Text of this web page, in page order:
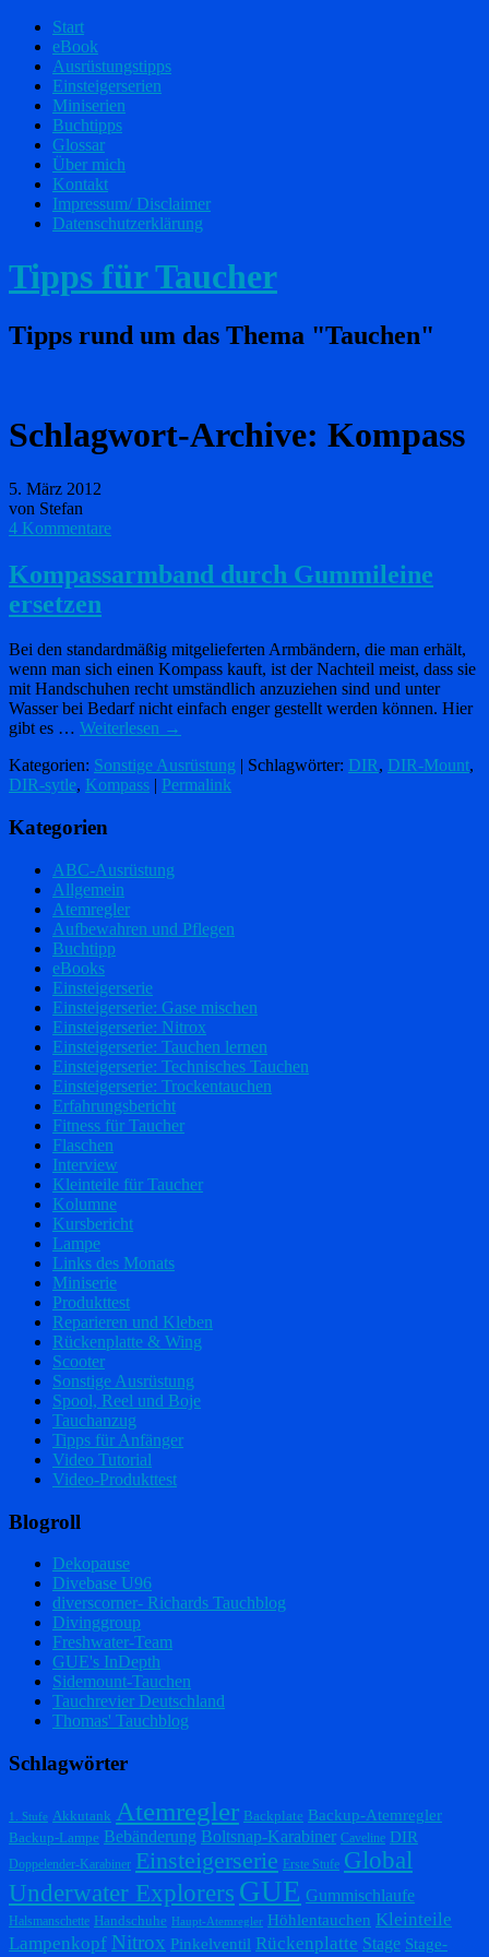
Start
eBook
Ausrüstungstipps
Einsteigerserien
Miniserien
Buchtipps
Glossar
Über mich
Kontakt
Impressum/ Disclaimer
Datenschutzerklärung
Tipps für Taucher
Tipps rund um das Thema "Tauchen"
Schlagwort-Archive: Kompass
5. März 2012
von Stefan
4 Kommentare
Kompassarmband durch Gummileine
ersetzen
Bei den standardmäßig mitgelieferten Armbändern, die man erhält,
wenn man sich einen Kompass kauft, ist der Nachteil meist, dass sie
mit Handschuhen recht umständlich anzuziehen sind und unter
Wasser bei Bedarf nicht einfach enger gestellt werden können. Hier
gibt es … Weiterlesen →
Kategorien: Sonstige Ausrüstung | Schlagwörter: DIR, DIR-Mount,
DIR-sytle, Kompass Permalink
Kategorien
ABC-Ausrüstung
Allgemein
Atemregler
Aufbewahren und Pflegen
Buchtipp
eBooks
Einsteigerserie
Einsteigerserie: Gase mischen
Einsteigerserie: Nitrox
Einsteigerserie: Tauchen lernen
Einsteigerserie: Technisches Tauchen
Einsteigerserie: Trockentauchen
Erfahrungsbericht
Fitness für Taucher
Flaschen
Interview
Kleinteile für Taucher
Kolumne
Kursbericht
Lampe
Links des Monats
Miniserie
Produkttest
Reparieren und Kleben
Rückenplatte & Wing
Scooter
Sonstige Ausrüstung
Spool, Reel und Boje
Tauchanzug
Tipps für Anfänger
Video Tutorial
Video-Produkttest
Blogroll
Dekopause
Divebase U96
diverscorner- Richards Tauchblog
Divinggroup
Freshwater-Team
GUE's InDepth
Sidemount-Tauchen
Tauchrevier Deutschland
Thomas' Tauchblog
Schlagwörter
1. Stufe Akkutank Atemregler Backplate Backup-Atemregler
Backup-Lampe Bebänderung Boltsnap-Karabiner Caveline DIR
Doppelender-Karabiner Einsteigerserie Erste Stufe Global
Underwater Explorers GUE Gummischlaufe
Halsmanschette Handschuhe Haupt-Atemregler Höhlentauchen Kleinteile
Lampenkopf Nitrox Pinkelventil Rückenplatte Stage Stage-